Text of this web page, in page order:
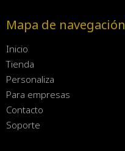
Mapa de navegación
Inicio
Tienda
Personaliza
Para empresas
Contacto
Soporte